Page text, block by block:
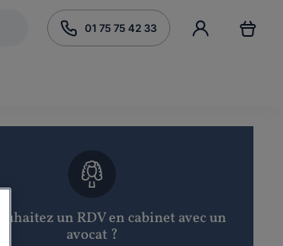
01 75 75 42 33
un RDV en cabinet avec un
avocat ?